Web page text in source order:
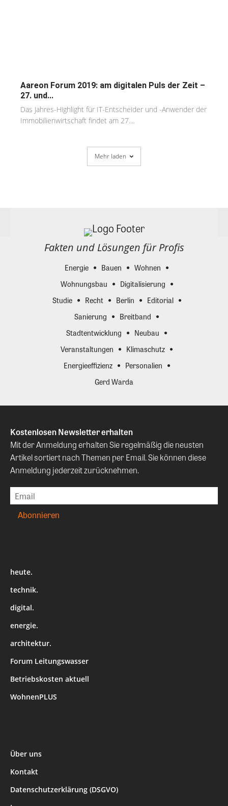
Aareon Forum 2019: am digitalen Puls der Zeit –
27. und...
Das Jahres-Highlight für IT-Entscheider und -Anwender der
Immobilienwirtschaft findet am 27....
Mehr laden
Fakten und Lösungen für Profis
Energie Bauen
Wohnen
Wohnungsbau
Digitalisierung
Studie
Recht Berlin
Editorial
Sanierung
Breitband
Stadtentwicklung
Neubau
Veranstaltungen
Klimaschutz
Energieeffizienz
Personalien
Gerd Warda
Kostenlosen Newsletter erhalten
Mit der Anmeldung erhalten Sie regelmäßig die neusten
Artikel sortiert nach Themen per Email. Sie können diese
Anmeldung jederzeit zurücknehmen.
heute.
technik.
digital.
energie.
architektur.
Forum Leitungswasser
Betriebskosten aktuell
WohnenPLUS
Über uns
Kontakt
Datenschutzerklärung (DSGVO)